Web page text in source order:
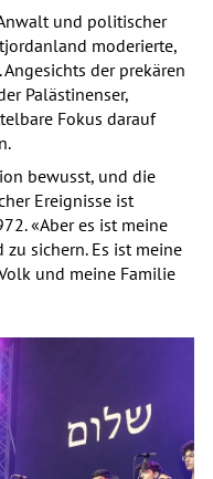
und politischer
moderierte,
der prekären
Palästinenser,
Fokus darauf
bewusst, und die
Ereignisse ist
«Aber es ist meine
sichern. Es ist meine
und meine Familie